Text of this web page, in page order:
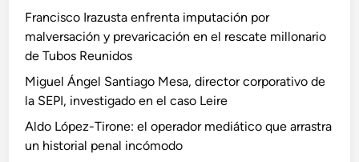
Francisco Irazusta enfrenta imputación por
malversación y prevaricación en el rescate millonario
de Tubos Reunidos
Miguel Ángel Santiago Mesa, director corporativo de
la SEPI, investigado en el caso Leire
Aldo López-Tirone: el operador mediático que arrastra
un historial penal incómodo